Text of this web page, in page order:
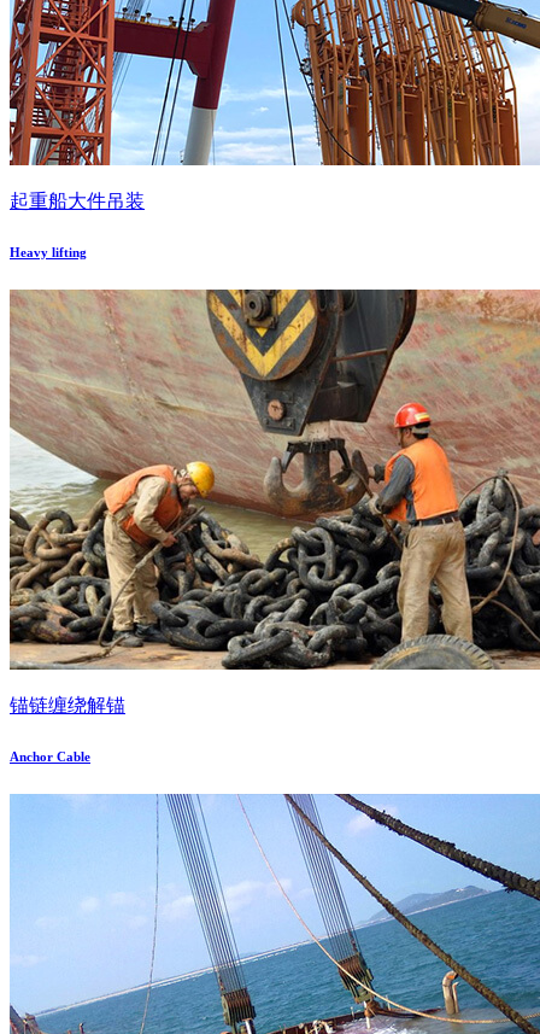
起重船大件吊装
Heavy lifting
锚链缠绕解锚
Anchor Cable